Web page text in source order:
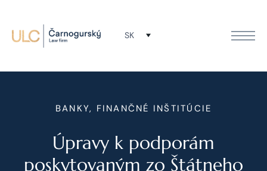
SK
BANKY, FINANČNÉ INŠTITÚCIE
Úpravy k podporám
poskytovaným zo Štátneho